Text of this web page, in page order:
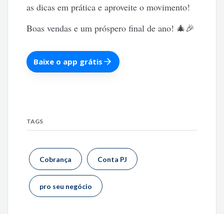
as dicas em prática e aproveite o movimento!
Boas vendas e um próspero final de ano! 🎄🎉
Baixe o app grátis
TAGS
Cobrança Conta PJ
pro seu negócio